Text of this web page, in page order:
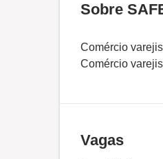
Sobre
Comércio
Comércio
Vagas